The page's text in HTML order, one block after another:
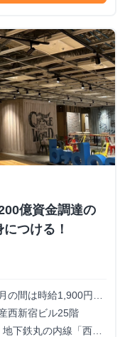
億資金調達の
つける！
の間は時給1,900円）
間 9:30
8時間 ※原則残業な
7-20-1 住友不動産西新宿ビル25階
下鉄丸の内線「西新